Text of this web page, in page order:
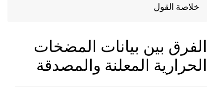
خلاصة القول
بين بيانات المضخات
المعلنة والمصدقة